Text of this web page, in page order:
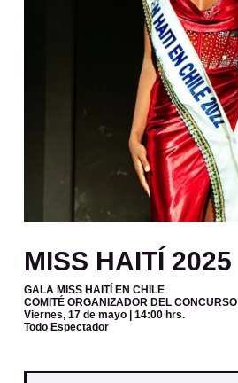
MISS HAITÍ 2025
GALA MISS HAITÍ EN CHILE
COMITÉ ORGANIZADOR DEL CONCURSO
Viernes, 17 de mayo| 14:00 hrs.
Todo Espectador